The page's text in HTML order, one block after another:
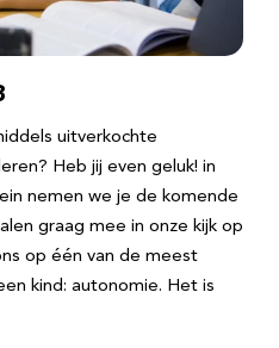
uitverkochte
Heb jij even geluk! in
nemen we je de komende
graag mee in onze kijk op
op één van de meest
kind: autonomie. Het is